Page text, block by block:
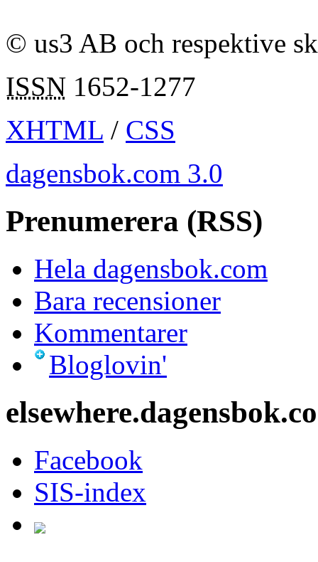
© us3 AB och respektive
ISSN 1652-1277
XHTML / CSS
dagensbok.com 3.0
Prenumerera (RSS)
Hela dagensbok.com
Bara recensioner
Kommentarer
Bloglovin'
Facebook
SIS-index